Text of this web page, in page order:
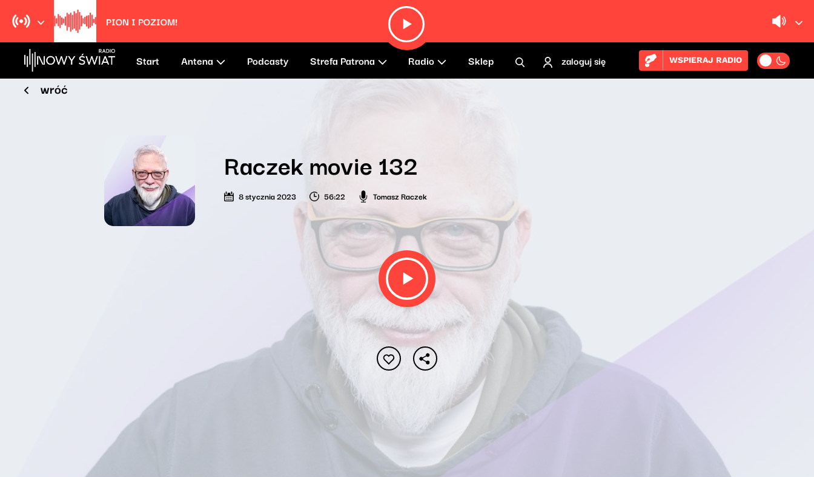
PION I POZIOM!
Start Antena Podcasty Strefa Patrona Radio Sklep zaloguj się WSPIERAJ RADIO
wróć
Raczek movie 132
8 stycznia 2023 56:22 Tomasz Raczek